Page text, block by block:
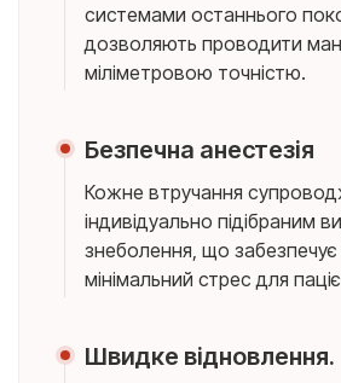
системами останнього
дозволяють проводити
міліметровою точністю.
Безпечна анестезія
Кожне втручання
індивідуально підібраним
знеболення, що забезпечує
мінімальний стрес для
Швидке відновлення.